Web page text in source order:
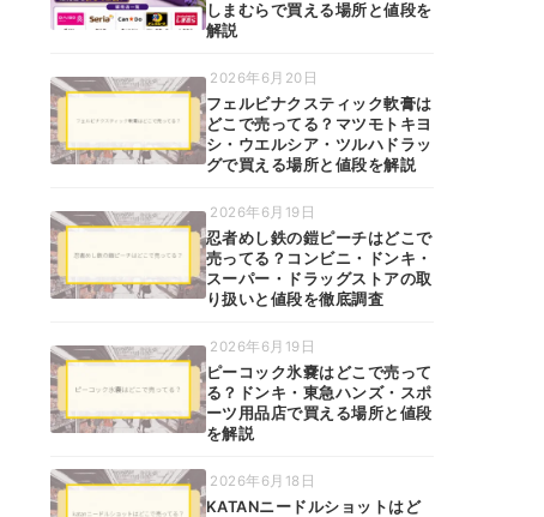
しまむらで買える場所と値段を
解説
2026年6月20日
フェルビナクスティック軟膏は
どこで売ってる？マツモトキヨ
シ・ウエルシア・ツルハドラッ
グで買える場所と値段を解説
2026年6月19日
忍者めし鉄の鎧ピーチはどこで
売ってる？コンビニ・ドンキ・
スーパー・ドラッグストアの取
り扱いと値段を徹底調査
2026年6月19日
ピーコック氷嚢はどこで売って
る？ドンキ・東急ハンズ・スポ
ーツ用品店で買える場所と値段
を解説
2026年6月18日
KATANニードルショットはど